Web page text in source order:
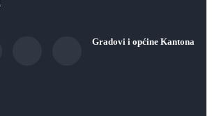
Gradovi i općine Kantona